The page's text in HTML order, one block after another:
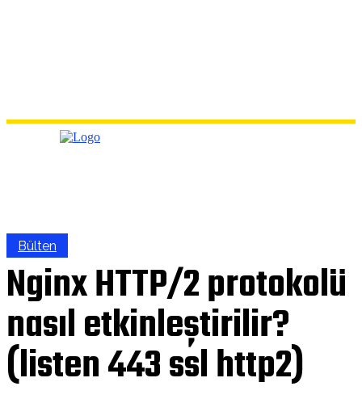
Bülten
Nginx HTTP/2 protokolü
nasıl etkinleştirilir?
(listen 443 ssl http2)